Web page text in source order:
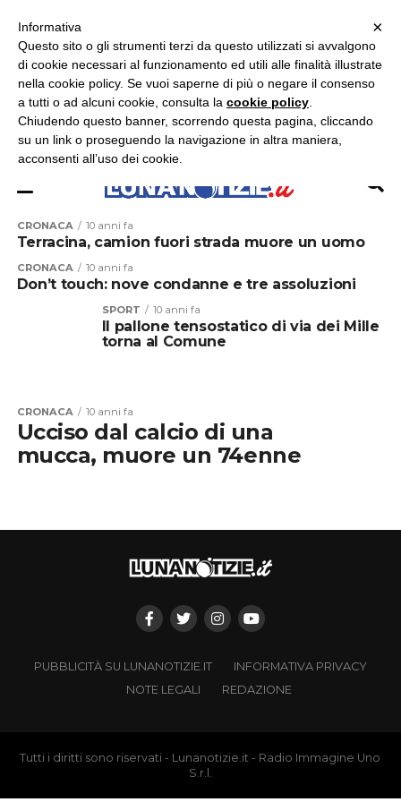
ASCOLTA RADIO LUNA
CRONACA 10 anni fa
Terracina, camion fuori strada muore un uomo
CRONACA 10 anni fa
Don’t touch: nove condanne e tre assoluzioni
SPORT 10 anni fa
Il pallone tensostatico di via dei Mille
torna al Comune
CRONACA 10 anni fa
Ucciso dal calcio di una
mucca, muore un 74enne
PUBBLICITÀ SU LUNANOTIZIE.IT
INFORMATIVA PRIVACY
NOTE LEGALI
REDAZIONE
Tutti i diritti sono riservati - Lunanotizie.it - Radio Immagine Uno
S.r.l.
×
×
Informativa
Questo sito o gli strumenti terzi da questo utilizzati si avvalgono
di cookie necessari al funzionamento ed utili alle finalità illustrate
nella cookie policy. Se vuoi saperne di più o negare il consenso
a tutti o ad alcuni cookie, consulta la cookie policy
Chiudendo questo banner, scorrendo questa pagina, cliccando
su un link o proseguendo la navigazione in altra maniera,
acconsenti all’uso dei cookie.